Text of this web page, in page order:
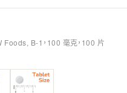
Foods, B-1，100 毫克，100 片